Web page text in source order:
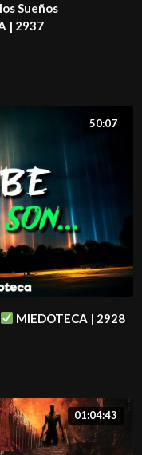
Sueños
| 2937
50:07
MIEDOTECA | 2928
01:04:43